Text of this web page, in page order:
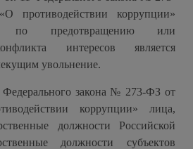
противодействии коррупции»
по предотвращению или
интересов является
увольнение.
закона № 273-ФЗ от
коррупции» лица,
должности Российской
должности субъектов